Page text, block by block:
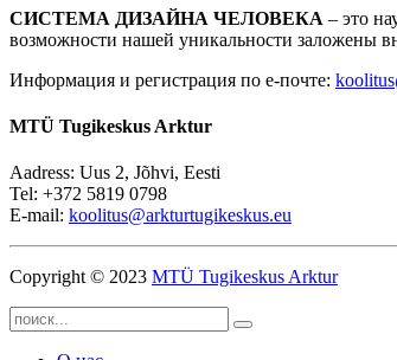
СИСТЕМА ДИЗАЙНА ЧЕЛОВЕКА – это
возможности нашей уникальности заложены
Информация и регистрация по е-почте:
MTÜ Tugikeskus Arktur
Aadress: Uus 2, Jõhvi, Eesti
Tel: +372 5819 0798
E-mail: koolitus@arkturtugikeskus.eu
Copyright © 2023 MTÜ Tugikeskus Arktur